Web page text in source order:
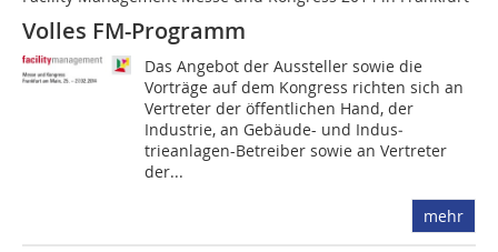
Volles FM-Programm
Das Angebot der Aussteller sowie die
Vorträge auf dem Kongress richten sich an
Vertreter der öffentlichen Hand, der
Industrie, an Gebäude- und Indus­
trieanlagen-Betreiber sowie an Vertreter
der...
mehr